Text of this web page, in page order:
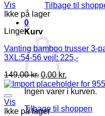
Tilbage til
0
Kurv
Ingen varer i kurven.
Tilbage til shoppen
Vis
Ikke på lager
Lingeri
Vanting bamboo trusser 3-
3XL:54-56 vejl: 225,-
149,00kr. 0,00 kr.
Vis
Ikke på lager